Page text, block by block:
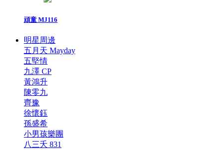
頑童 MJ116
明星周邊
五月天 Mayday
五堅情
九澤 CP
黃鴻升
陳零九
齊豫
徐懷鈺
孫盛希
小男孩樂團
八三夭 831